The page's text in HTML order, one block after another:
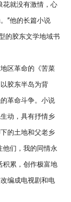
花就没有激情，心
”他的长篇小说
的胶东文学地域书
区革命的《苦菜
胶东半岛为背
革命斗争。小说
动，具有抒情乡
的土地和父老乡
他们，我的同情永
积累，创作极富地
编成电视剧和电